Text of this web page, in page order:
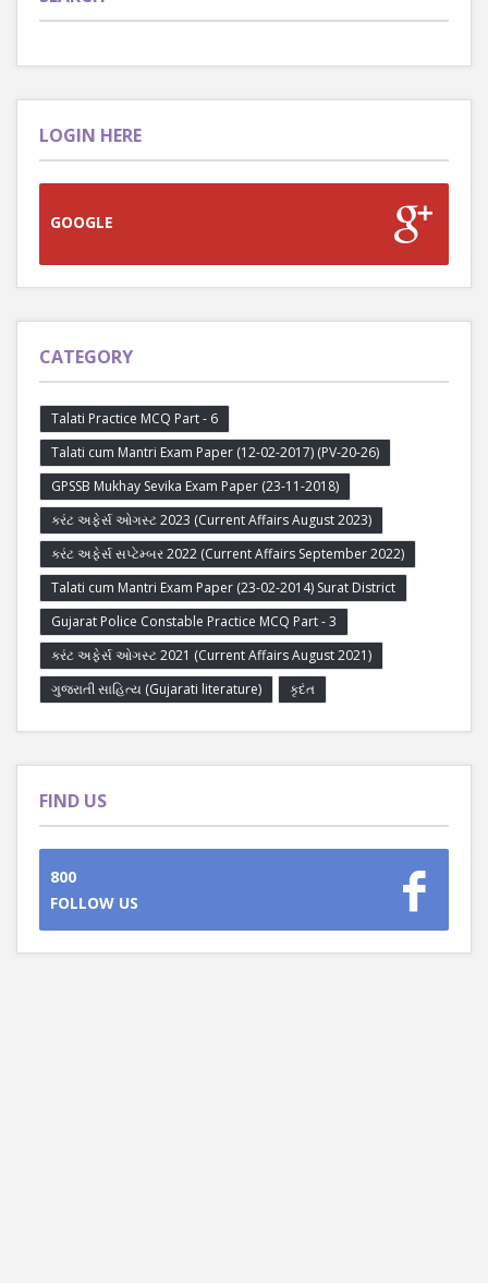
LOGIN HERE
GOOGLE
CATEGORY
Talati Practice MCQ Part - 6
Talati cum Mantri Exam Paper (12-02-2017) (PV-20-26)
GPSSB Mukhay Sevika Exam Paper (23-11-2018)
કરંટ અફેર્સ ઓગસ્ટ 2023 (Current Affairs August 2023)
કરંટ અફેર્સ સપ્ટેમ્બર 2022 (Current Affairs September 2022)
Talati cum Mantri Exam Paper (23-02-2014) Surat District
Gujarat Police Constable Practice MCQ Part - 3
કરંટ અફેર્સ ઓગસ્ટ 2021 (Current Affairs August 2021)
ગુજરાતી સાહિત્ય (Gujarati literature)
કૃદંત
FIND US
800
FOLLOW US